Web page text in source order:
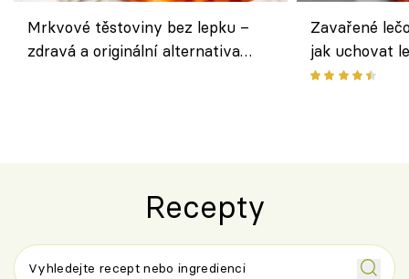
Mrkvové těstoviny bez lepku –
zdravá a originální alternativa
Zavařené
jak uchovat
Recepty